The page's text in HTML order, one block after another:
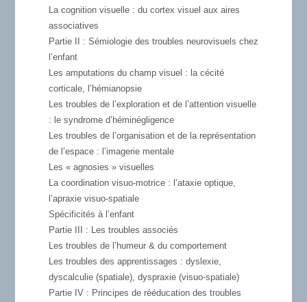
La cognition visuelle : du cortex visuel aux aires
associatives
Partie II
: Sémiologie des troubles neurovisuels chez
l’enfant
Les amputations du champ visuel : la cécité
corticale, l’hémianopsie
Les troubles de l’exploration et de l’attention visuelle
: le syndrome d’héminégligence
Les troubles de l’organisation et de la représentation
de l’espace : l’imagerie mentale
Les « agnosies » visuelles
La coordination visuo-motrice : l’ataxie optique,
l’apraxie visuo-spatiale
Spécificités à l’enfant
Partie III
: Les troubles associés
Les troubles de l’humeur & du comportement
Les troubles des apprentissages : dyslexie,
dyscalculie (spatiale), dyspraxie (visuo-spatiale)
Partie IV: Principes de rééducation des troubles